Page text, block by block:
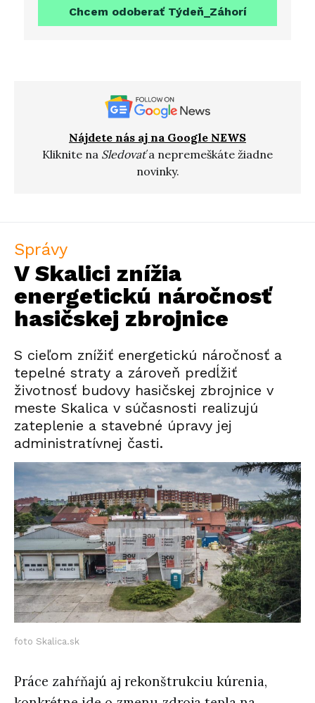
Chcem odoberať Týdeň_Záhorí
Nájdete nás aj na Google NEWS
Kliknite na Sledovaťa nepremeškáte žiadne
novinky.
Správy
V Skalici znížia
energetickú náročnosť
hasičskej zbrojnice
S cieľom znížiť energetickú náročnosť a
tepelné straty a zároveň predĺžiť
životnosť budovy hasičskej zbrojnice v
meste Skalica v súčasnosti realizujú
zateplenie a stavebné úpravy jej
administratívnej časti.
foto Skalica.sk
Práce zahŕňajú aj rekonštrukciu kúrenia,